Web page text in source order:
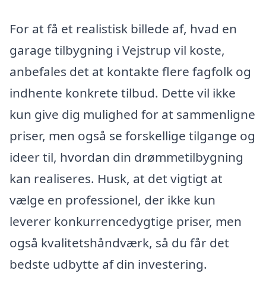
For at få et realistisk billede af, hvad en
garage tilbygning i Vejstrup vil koste,
anbefales det at kontakte flere fagfolk og
indhente konkrete tilbud. Dette vil ikke
kun give dig mulighed for at sammenligne
priser, men også se forskellige tilgange og
ideer til, hvordan din drømmetilbygning
kan realiseres. Husk, at det vigtigt at
vælge en professionel, der ikke kun
leverer konkurrencedygtige priser, men
også kvalitetshåndværk, så du får det
bedste udbytte af din investering.